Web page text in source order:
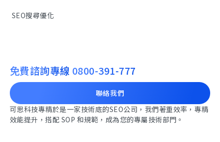
SEO搜尋優化
免費諮詢專線 0800-391-777
聯絡我們
可思科技專精於是一家技術底的SEO公司，我們著重效率，專精
效能提升，搭配 SOP 和規範，成為您的專屬技術部門。